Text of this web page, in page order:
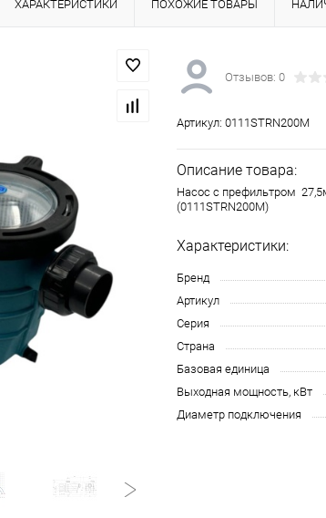
ХАРАКТЕРИСТИКИ ПОХОЖИЕ ТОВАРЫ
Отзывов: 0
Артикул: 0111STRN200M
Описание товара:
Насос с префильтром
(0111STRN200M)
Характеристики:
Бренд
Артикул
Серия
Страна
Базовая единица
Выходная мощность, кВт
Диаметр подключения